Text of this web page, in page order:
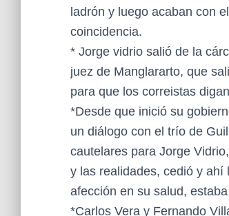
ladrón y luego acaban con
coincidencia.
* Jorge vidrio salió de la
juez de Manglararto, que
para que los correistas
*Desde que inició su
un diálogo con el trío de
cautelares para Jorge
y las realidades, cedió y ahí
afección en su salud,
*Carlos Vera y Fernando